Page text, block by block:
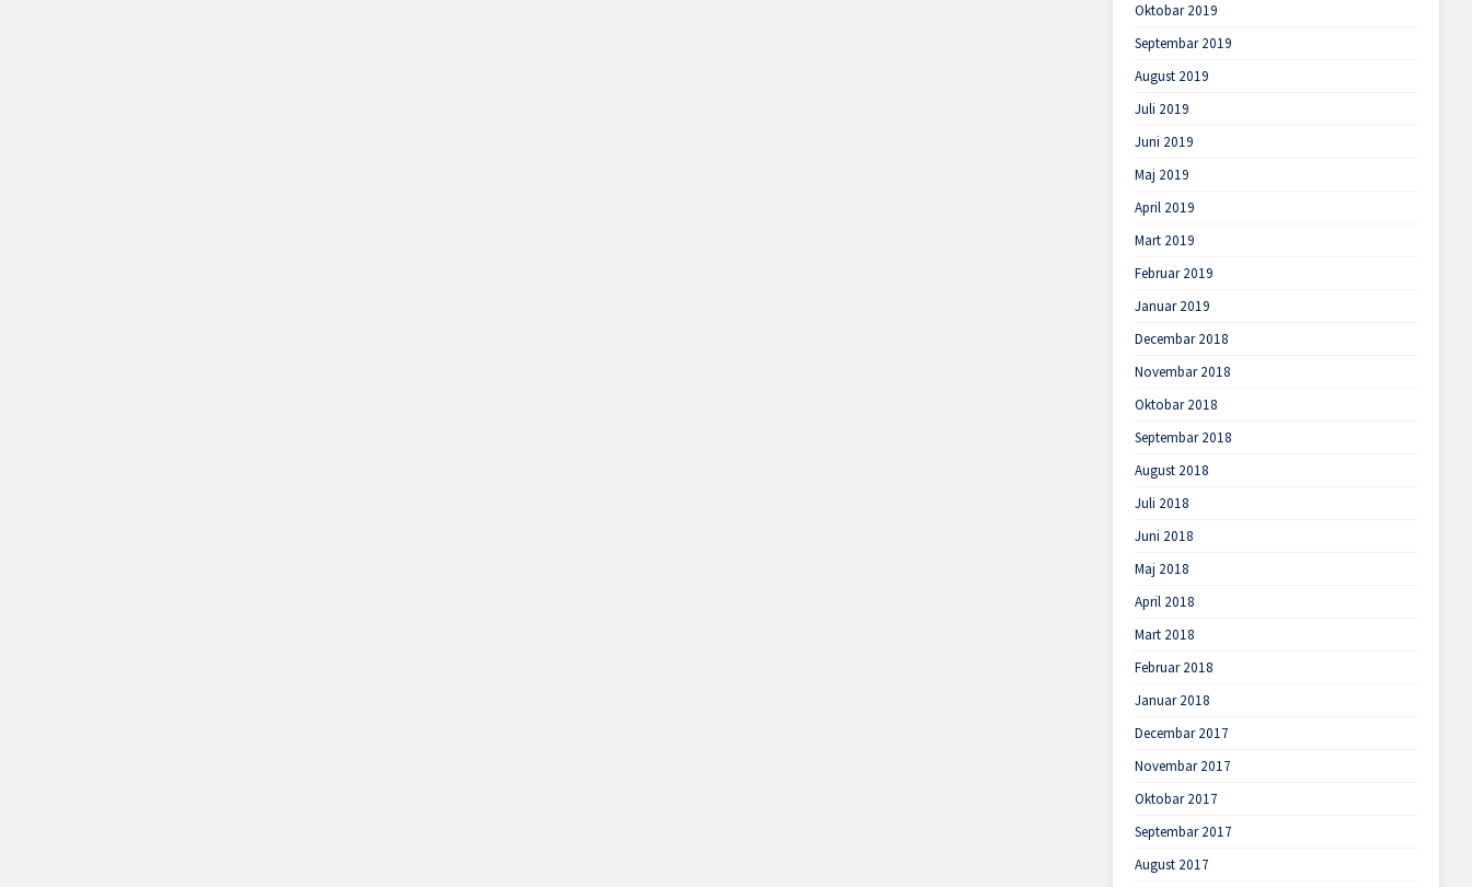
Oktobar 2019
Septembar 2019
August 2019
Juli 2019
Juni 2019
Maj 2019
April 2019
Mart 2019
Februar 2019
Januar 2019
Decembar 2018
Novembar 2018
Oktobar 2018
Septembar 2018
August 2018
Juli 2018
Juni 2018
Maj 2018
April 2018
Mart 2018
Februar 2018
Januar 2018
Decembar 2017
Novembar 2017
Oktobar 2017
Septembar 2017
August 2017